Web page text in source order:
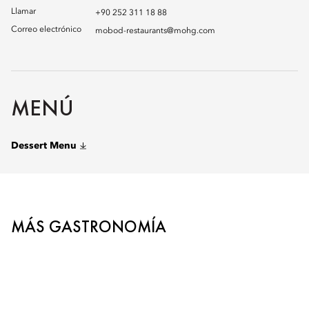
Llamar
+90 252 311 18 88
Correo electrónico
mobod-restaurants@mohg.com
MENÚ
Dessert Menu
MÁS GASTRONOMÍA